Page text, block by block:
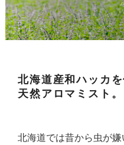
北海道産和ハッカ
天然アロマミスト。
北海道では昔から虫が